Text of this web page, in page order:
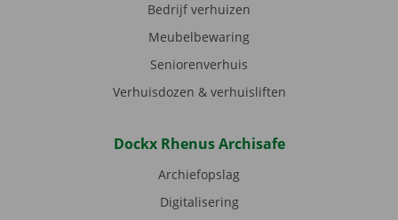
Bedrijf verhuizen
Meubelbewaring
Seniorenverhuis
Verhuisdozen & verhuisliften
Dockx Rhenus Archisafe
Archiefopslag
Digitalisering